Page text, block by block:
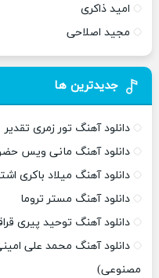
امید ذاکری
مجید اصلاحی
جدیدترین ها
دانلود آهنگ تور زمری تقدیر
دانلود آهنگ مانی ویس
دانلود آهنگ میلاد باکری
دانلود آهنگ مستر تروما
دانلود آهنگ توحید پیری
دانلود آهنگ محمد علی
مصنوعی)